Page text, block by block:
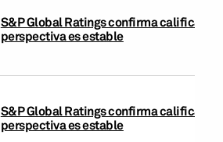
S&P Global Ratings confirma calificación
perspectiva es estable
S&P Global Ratings confirma calificación
perspectiva es estable